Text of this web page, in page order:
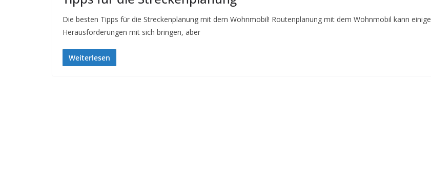
Die besten Tipps für die Streckenplanung mit dem Wohnmobil! Routenplanung mit dem Wohnmobil kann einige
Herausforderungen mit sich bringen, aber
Weiterlesen